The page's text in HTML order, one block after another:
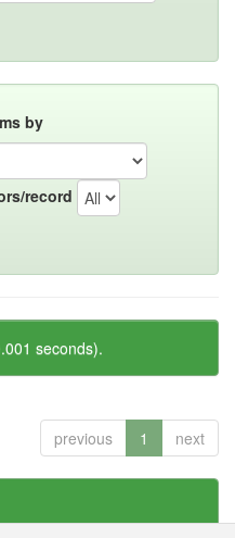
by
record
seconds).
previous 1 next